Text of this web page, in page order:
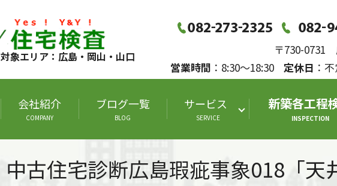
対象エリア：広島・岡山・山口
〒730-0731
営業時間 ：8:30～18:30 定休日 ：
会社紹介
COMPANY
ブログ一覧
BLOG
サービス
SERVICE
新築各工程
INSPECTION
中古住宅診断広島瑕疵事象018「天